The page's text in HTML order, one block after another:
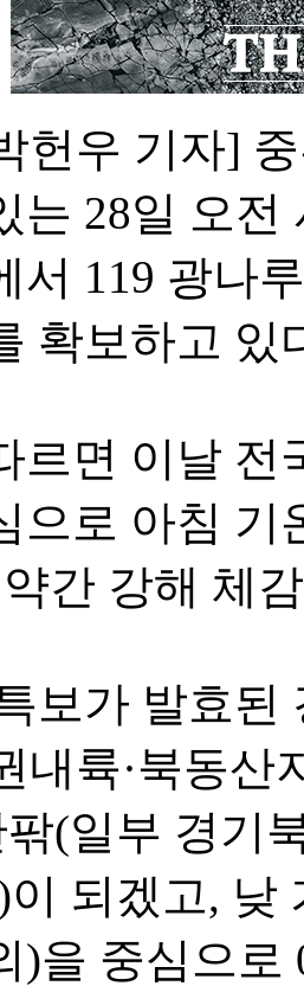
헌우 기자]
는 28일 오
서 119 광나
확보하고 있
르면 이날 전
으로 아침 기
간 강해 체
보가 발효된
내륙·북동
(일부 경기
이 되겠고, 낮
)을 중심으로